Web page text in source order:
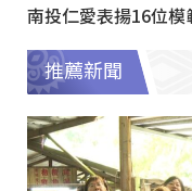
南投仁愛表揚16位
推薦新聞